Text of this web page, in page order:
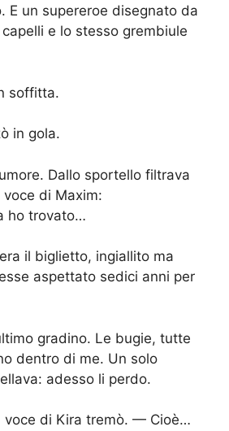
E un supereroe disegnato da
e lo stesso grembiule
soffitta.
in gola.
Dallo sportello filtrava
voce di Maxim:
ho trovato…
il biglietto, ingiallito ma
aspettato sedici anni per
gradino. Le bugie, tutte
dentro di me. Un solo
adesso li perdo.
di Kira tremò. — Cioè…